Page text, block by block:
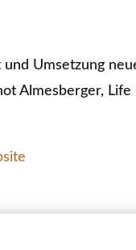
und Umsetzung
Almesberger, Life